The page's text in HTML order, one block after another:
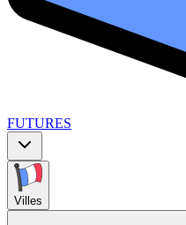
FUTURES
Villes